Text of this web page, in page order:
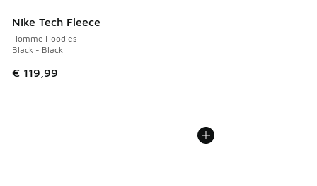
Nike Tech Fleece
Homme Hoodies
Black - Black
€ 119,99